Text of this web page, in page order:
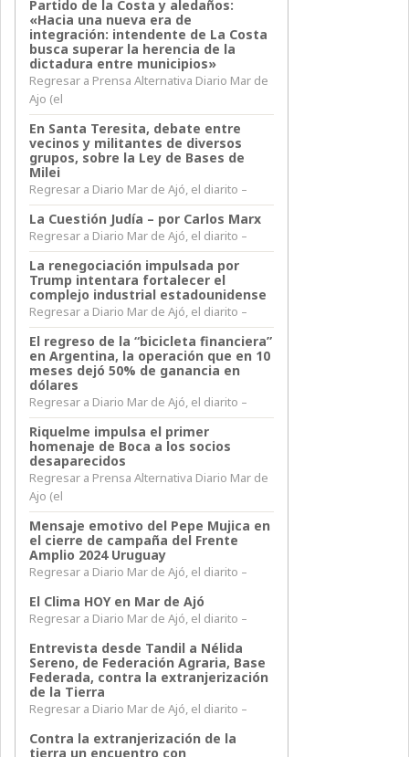
Partido de la Costa y aledaños:
«Hacia una nueva era de
integración: intendente de La Costa
busca superar la herencia de la
dictadura entre municipios»
Regresar a Prensa Alternativa Diario Mar de
Ajo (el
En Santa Teresita, debate entre
vecinos y militantes de diversos
grupos, sobre la Ley de Bases de
Milei
Regresar a Diario Mar de Ajó, el diarito –
La Cuestión Judía – por Carlos Marx
Regresar a Diario Mar de Ajó, el diarito –
La renegociación impulsada por
Trump intentara fortalecer el
complejo industrial estadounidense
Regresar a Diario Mar de Ajó, el diarito –
El regreso de la “bicicleta financiera”
en Argentina, la operación que en 10
meses dejó 50% de ganancia en
dólares
Regresar a Diario Mar de Ajó, el diarito –
Riquelme impulsa el primer
homenaje de Boca a los socios
desaparecidos
Regresar a Prensa Alternativa Diario Mar de
Ajo (el
Mensaje emotivo del Pepe Mujica en
el cierre de campaña del Frente
Amplio 2024 Uruguay
Regresar a Diario Mar de Ajó, el diarito –
El Clima HOY en Mar de Ajó
Regresar a Diario Mar de Ajó, el diarito –
Entrevista desde Tandil a Nélida
Sereno, de Federación Agraria, Base
Federada, contra la extranjerización
de la Tierra
Regresar a Diario Mar de Ajó, el diarito –
Contra la extranjerización de la
tierra un encuentro con